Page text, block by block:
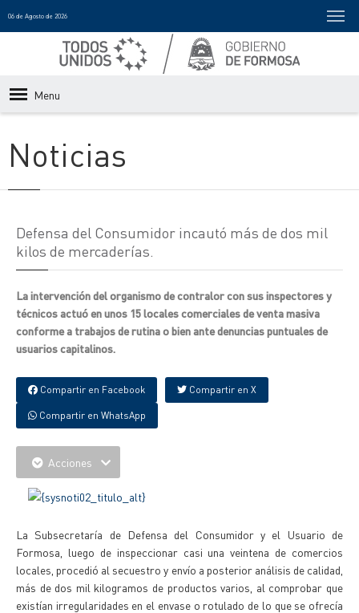
06 de Agosto de 2026
Menu
Noticias
Defensa del Consumidor incautó más de dos mil
kilos de mercaderías.
La intervención del organismo de contralor con sus inspectores y
técnicos actuó en unos 15 locales comerciales de venta masiva
conforme a trabajos de rutina o bien ante denuncias puntuales de
usuarios capitalinos.
Compartir en Facebook Compartir en X
Compartir en WhatsApp
Acciones
La Subsecretaría de Defensa del Consumidor y el Usuario de
Formosa, luego de inspeccionar casi una veintena de comercios
locales, procedió al secuestro y envío a posterior análisis de calidad,
más de dos mil kilogramos de productos varios, al comprobar que
existían irregularidades en el envase o rotulado de lo que se ofrecía